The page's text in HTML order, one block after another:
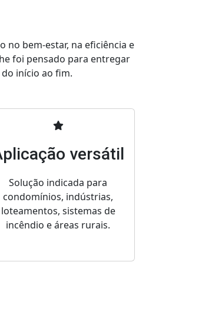
no bem-estar, na eficiência e
foi pensado para entregar
início ao fim.
versátil
Solução indicada para
condomínios, indústrias,
loteamentos, sistemas de
incêndio e áreas rurais.